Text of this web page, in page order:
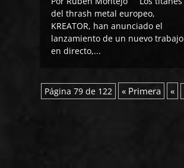
del thrash metal europeo,
KREATOR, han anunciado el
lanzamiento de un nuevo trabajo
en directo,...
Página 79 de 122 « Primera «